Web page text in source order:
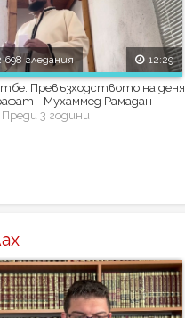
698 гледания 12:29
Превъзходството на деня
- Мухаммед Рамадан
Преди 3 години